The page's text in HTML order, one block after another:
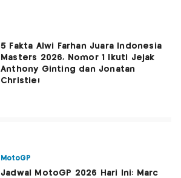
5 Fakta Alwi Farhan Juara Indonesia
Masters 2026, Nomor 1 Ikuti Jejak
Anthony Ginting dan Jonatan
Christie!
MotoGP
Jadwal MotoGP 2026 Hari Ini: Marc